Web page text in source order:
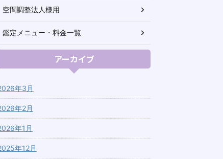
空間調整法人様用
鑑定メニュー・料金一覧
アーカイブ
年3月
年2月
年1月
年12月